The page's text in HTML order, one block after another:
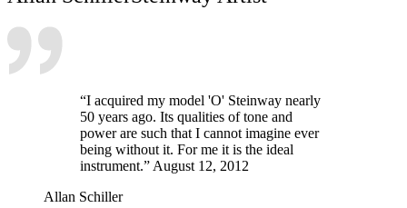
“I acquired my model 'O' Steinway nearly
50 years ago. Its qualities of tone and
power are such that I cannot imagine ever
being without it. For me it is the ideal
instrument.” August 12, 2012
Allan Schiller